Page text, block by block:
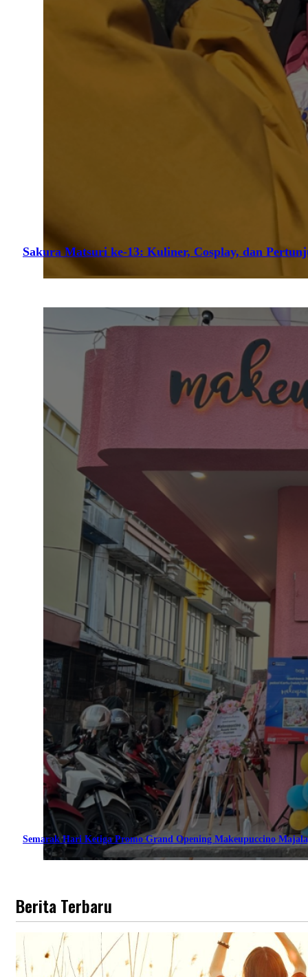
Sakura Matsuri ke-13: Kuliner, Cosplay, dan
Semarak Hari Ketiga Promo Grand Opening Makeupuccino
Berita Terbaru